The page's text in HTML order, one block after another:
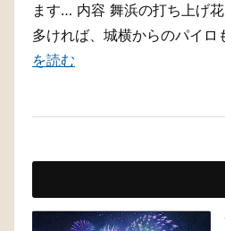
ます… 内容 舞浜の打ち上げ
多ければ、城横からのパイ
を読む